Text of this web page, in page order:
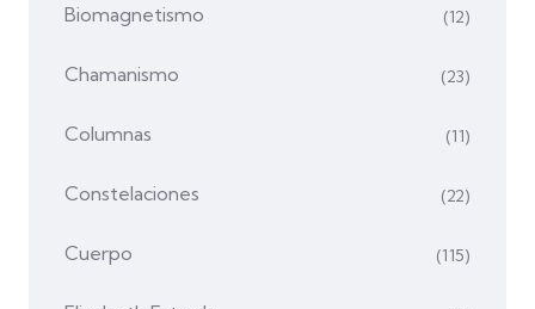
Biomagnetismo (12)
Chamanismo (23)
Columnas (11)
Constelaciones (22)
Cuerpo (115)